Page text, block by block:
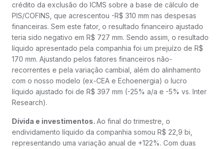
crédito da exclusão do ICMS sobre a base de cálculo de
PIS/COFINS, que acrescentou -R$ 310 mm nas despesas
financeiras. Sem este fator, o resultado financeiro ajustado
teria sido negativo em R$ 727 mm. Sendo assim, o resultado
líquido apresentado pela companhia foi um prejuízo de R$
170 mm. Ajustando pelos fatores financeiros não-
recorrentes e pela variação cambial, além do alinhamento
com o nosso modelo (ex-CEA e Echoenergia) o lucro
líquido ajustado foi de R$ 397 mm (-25% a/a e -5% vs. Inter
Research).
Dívida e investimentos. Ao final do trimestre, o
endividamento líquido da companhia somou R$ 22,9 bi,
representando uma variação anual de +122%. Com duas